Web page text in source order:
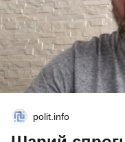
polit.info